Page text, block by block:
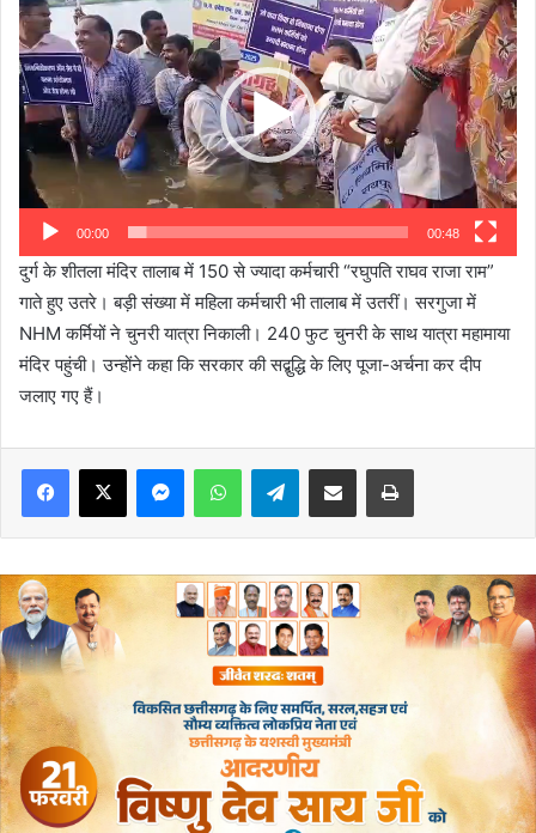
Player
00:00 00:48
दुर्ग के शीतला मंदिर तालाब में 150 से ज्यादा कर्मचारी “रघुपति राघव राजा राम”
गाते हुए उतरे। बड़ी संख्या में महिला कर्मचारी भी तालाब में उतरीं। सरगुजा में
NHM कर्मियों ने चुनरी यात्रा निकाली। 240 फुट चुनरी के साथ यात्रा महामाया
मंदिर पहुंची। उन्होंने कहा कि सरकार की सद्बुद्धि के लिए पूजा-अर्चना कर दीप
जलाए गए हैं।
Telegram